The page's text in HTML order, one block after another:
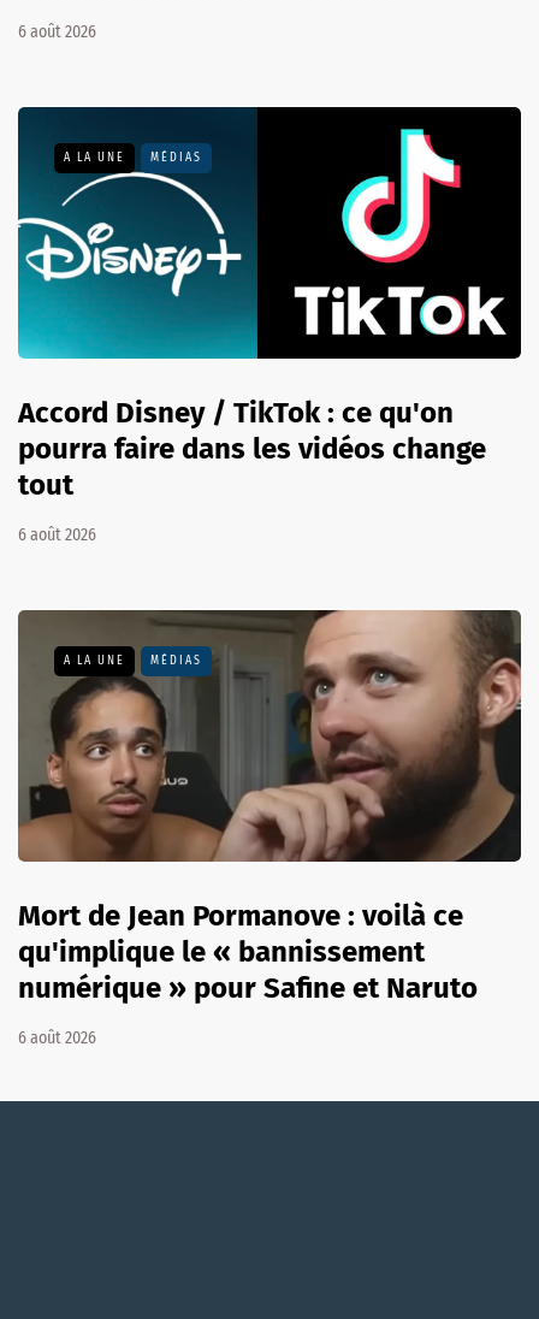
6 août 2026
A LA UNE MÉDIAS
Accord Disney / TikTok : ce qu'on
pourra faire dans les vidéos change
tout
6 août 2026
A LA UNE MÉDIAS
Mort de Jean Pormanove : voilà ce
qu'implique le « bannissement
numérique » pour Safine et Naruto
6 août 2026